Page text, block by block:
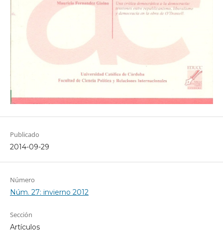
Publicado
2014-09-29
Número
Núm. 27: invierno 2012
Sección
Artículos